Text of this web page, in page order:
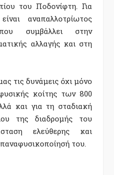
του Ποδονίφτη. Για
αναπαλλοτρίωτος
συμβάλλει στην
αλλαγής και στη
τις δυνάμεις όχι μόνο
κοίτης των 800
και για τη σταδιακή
της διαδρομής του
ελεύθερης και
του.